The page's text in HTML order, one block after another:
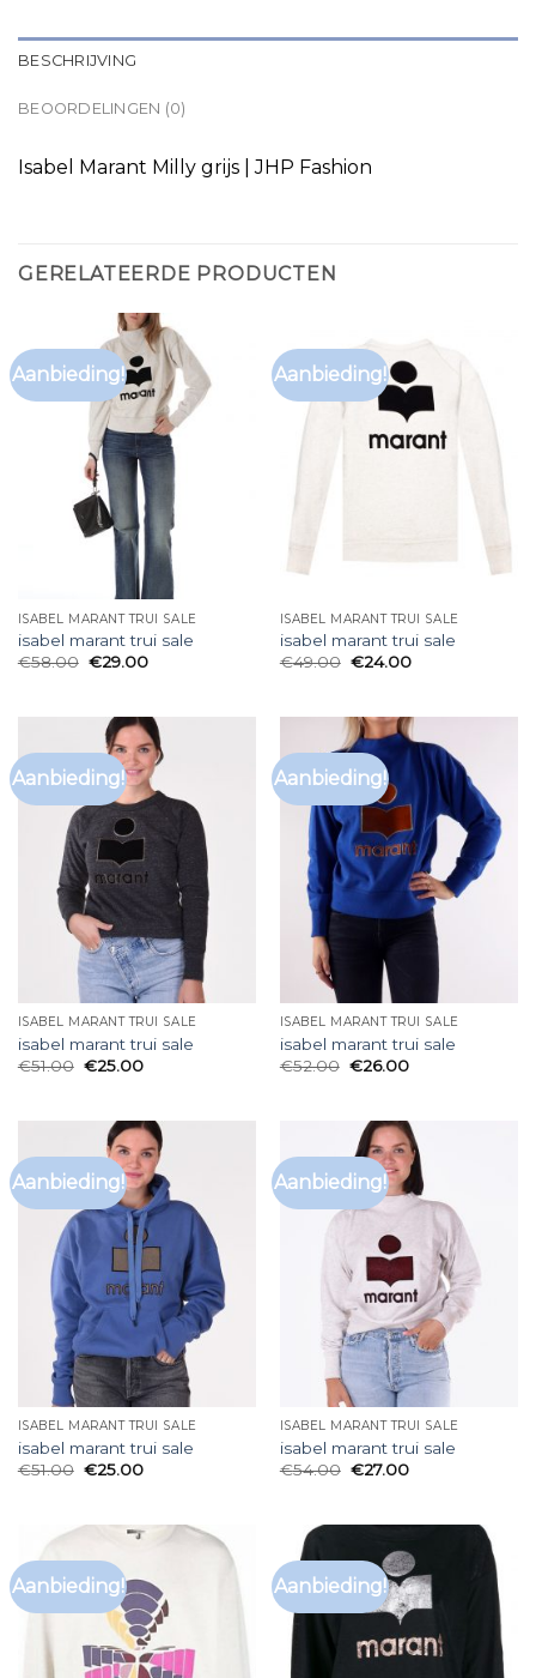
BESCHRIJVING
BEOORDELINGEN (0)
Isabel Marant Milly grijs | JHP Fashion
GERELATEERDE PRODUCTEN
Aanbieding!
ISABEL MARANT TRUI SALE
isabel marant trui sale
€58.00 €29.00
Aanbieding!
ISABEL MARANT TRUI SALE
isabel marant trui sale
€49.00 €24.00
Aanbieding!
ISABEL MARANT TRUI SALE
isabel marant trui sale
€51.00 €25.00
Aanbieding!
ISABEL MARANT TRUI SALE
isabel marant trui sale
€52.00 €26.00
Aanbieding!
ISABEL MARANT TRUI SALE
isabel marant trui sale
€51.00 €25.00
Aanbieding!
ISABEL MARANT TRUI SALE
isabel marant trui sale
€54.00 €27.00
Aanbieding! Aanbieding!